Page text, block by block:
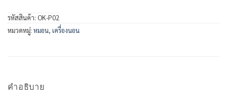
รหัสสินค้า: OK-P02
หมวดหมู่: หมอน, เครื่องนอน
คำอธิบาย